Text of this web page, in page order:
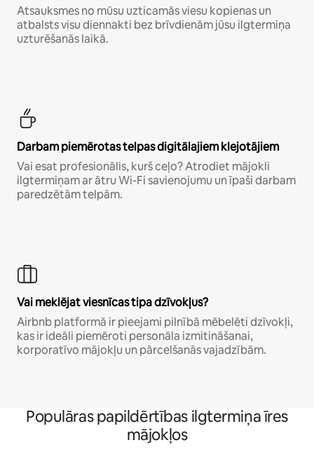
Atsauksmes no mūsu uzticamās viesu kopienas un
atbalsts visu diennakti bez brīvdienām jūsu ilgtermiņa
uzturēšanās laikā.
Darbam piemērotas telpas digitālajiem klejotājiem
Vai esat profesionālis, kurš ceļo? Atrodiet mājokli
ilgtermiņam ar ātru Wi-Fi savienojumu un īpaši darbam
paredzētām telpām.
Vai meklējat viesnīcas tipa dzīvokļus?
Airbnb platformā ir pieejami pilnībā mēbelēti dzīvokļi,
kas ir ideāli piemēroti personāla izmitināšanai,
korporatīvo mājokļu un pārcelšanās vajadzībām.
Populāras papildērtības ilgtermiņa īres
mājokļos